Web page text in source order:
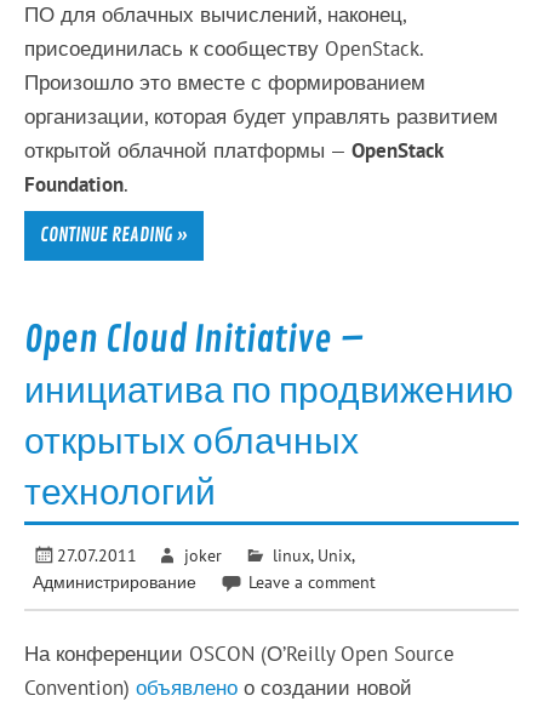
ПО для облачных вычислений, наконец,
присоединилась к сообществу OpenStack.
Произошло это вместе с формированием
организации, которая будет управлять развитием
открытой облачной платформы —OpenStack
Foundation.
CONTINUE READING »
Open Cloud Initiative –
инициатива по продвижению
открытых облачных
технологий
27.07.2011 joker linux, Unix,
Администрирование
Leave a comment
На конференции OSCON (О’Reilly Open Source
Convention)объявлено о создании новой